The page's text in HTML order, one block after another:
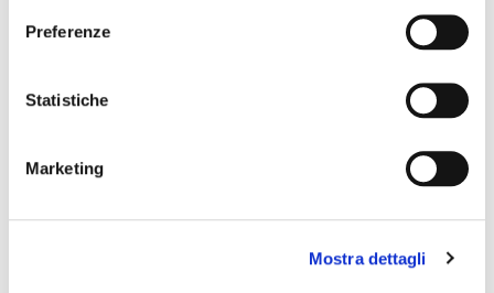
Preferenze
Statistiche
Marketing
Mostra dettagli
OUTLET
cavigliera nero 36